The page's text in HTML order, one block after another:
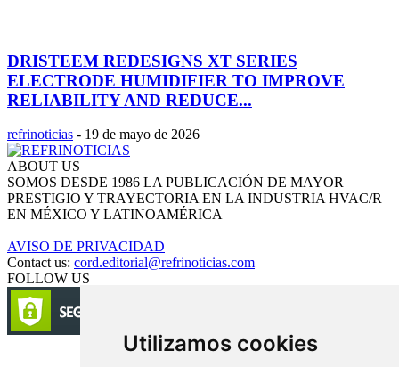
Utilizamos cookies
DRISTEEM REDESIGNS XT SERIES
ELECTRODE HUMIDIFIER TO IMPROVE
RELIABILITY AND REDUCE...
refrinoticias - 19 de mayo de 2026
ABOUT US
SOMOS DESDE 1986 LA PUBLICACIÓN DE MAYOR
PRESTIGIO Y TRAYECTORIA EN LA INDUSTRIA HVAC/R
EN MÉXICO Y LATINOAMÉRICA
AVISO DE PRIVACIDAD
Contact us: cord.editorial@refrinoticias.com
FOLLOW US